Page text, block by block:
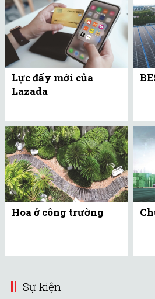
Lực đẩy mới của
Lazada
Hoa ở công trường
Sự kiện